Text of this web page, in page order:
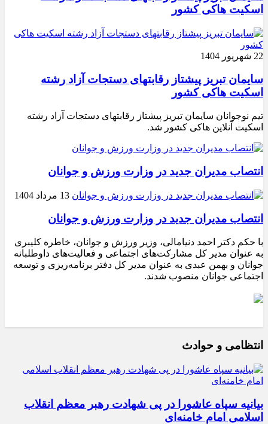
اسکیت هاکی کشور
22 شهریور 1404
سایمان تبریز پیشتاز رقابتهای دستجات آزاد رشته
اسکیت هاکی کشور
تیم نوجوانان سایمان تبریز پیشتاز رقابتهای دستجات آزاد رشته
اسکیت آنلاین هاکی کشور شد.
انتصاب مدیران جدید در وزارت ورزش و جوانان
13 مرداد 1404
انتصاب مدیران جدید در وزارت ورزش و جوانان
با حکم دکتر احمد دنیامالی، وزیر ورزش و جوانان، خاطره کلیبری
به عنوان مدیر کل مشارکت‌های اجتماعی و فعالیت‌های داوطلبانه
جوانان و بهمن عبدی به عنوان مدیر کل دفتر برنامه‌ریزی و توسعه
اجتماعی جوانان منصوب شدند.
انتظامی و حوادث
بیانیه سپاه عاشورا در پی شهادت رهبر معظم انقلاب
اسلامی امام خامنه‌ای